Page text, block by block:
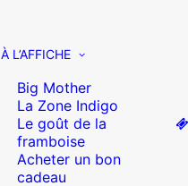
À L’AFFICHE
Big Mother
La Zone Indigo
Le goût de la
framboise
Acheter un bon
cadeau